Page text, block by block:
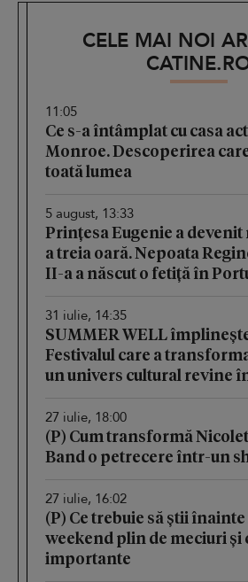
CELE MAI NOI
11:05
Ce s-a întâmplat cu casa
Monroe. Descoperirea
toată lumea
5 august, 13:33
Prințesa Eugenie a
a treia oară. Nepoata
II-a a născut o fetiță în
31 iulie, 14:35
SUMMER WELL
Festivalul care a
un univers cultural revine
27 iulie, 18:00
(P) Cum transformă
Band o petrecere într-un
27 iulie, 16:02
(P) Ce trebuie să știi înainte
weekend plin de meciuri
importante